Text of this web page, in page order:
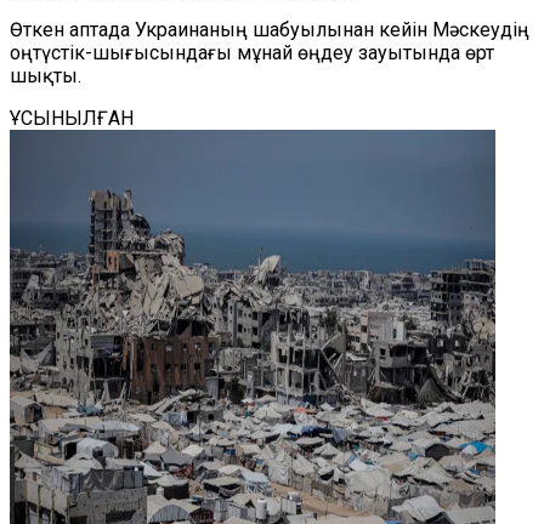
Өткен аптада Украинаның шабуылынан кейін Мәскеудің
оңтүстік-шығысындағы мұнай өңдеу зауытында өрт
шықты.
ҰСЫНЫЛҒАН